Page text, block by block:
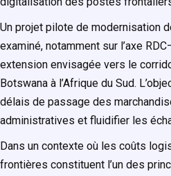
Un projet pilote de modernisation
examiné, notamment sur l’axe
extension envisagée vers le
Botswana à l’Afrique du Sud.
délais de passage des
administratives et fluidifier les
Dans un contexte où les coûts
frontières constituent l’un des